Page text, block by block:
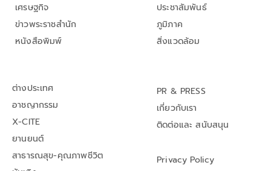
เศรษฐกิจ
ข่าวพระราชสำนัก
หนังสือพิมพ์
ประชาสัมพันธ์
ภูมิภาค
สิ่งแวดล้อม
ต่างประเทศ
อาชญากรรม
X-CITE
ยานยนต์
สาธารณสุข-คุณภาพชีวิต
PR & PRESS
เกี่ยวกับเรา
ติดต่อและ สนับสนุน
Privacy Policy